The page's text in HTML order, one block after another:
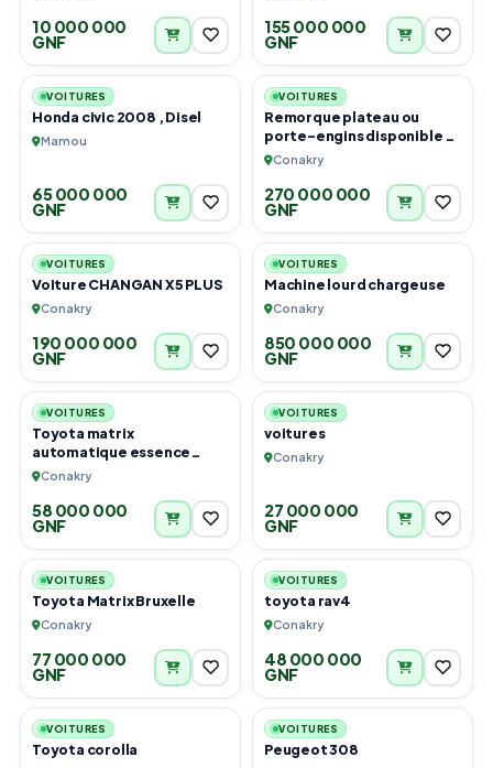
10 000 000
GNF
155 000 000
GNF
4
VOITURES
Honda civic 2008 , Disel
Mamou
65 000 000
GNF
4
VOITURES
Remorque plateau ou
porte-engins disponible à
Conakry
Conakry
270 000 000
GNF
5
VOITURES
Voiture CHANGAN X5 PLUS
Conakry
190 000 000
GNF
3
VOITURES
Machine lourd chargeuse
Conakry
850 000 000
GNF
6
VOITURES
Toyota matrix
automatique essence
climatisé
Conakry
58 000 000
GNF
6
VOITURES
voitures
Conakry
27 000 000
GNF
6
VOITURES
Toyota Matrix Bruxelle
Conakry
77 000 000
GNF
6
VOITURES
toyota rav4
Conakry
48 000 000
GNF
2
VOITURES
Toyota corolla
3
VOITURES
Peugeot 308